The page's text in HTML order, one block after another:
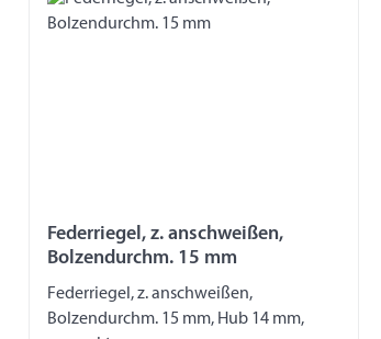
Federriegel, z. anschweißen,
Bolzendurchm. 15 mm
Federriegel, z. anschweißen,
Bolzendurchm. 15 mm, Hub 14 mm,